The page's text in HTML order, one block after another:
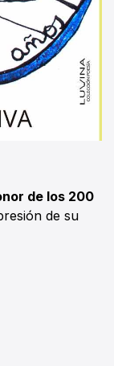
de los 200
de su